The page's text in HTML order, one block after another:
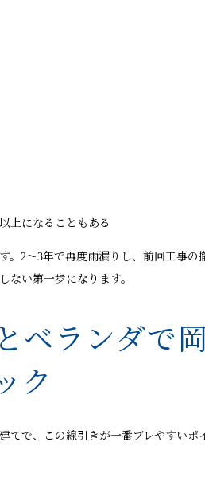
上になることもある
2〜3年で再度雨漏りし、前回工事の
ない第一歩になります。
ベランダで
ク
で、この線引きが一番ブレやすい